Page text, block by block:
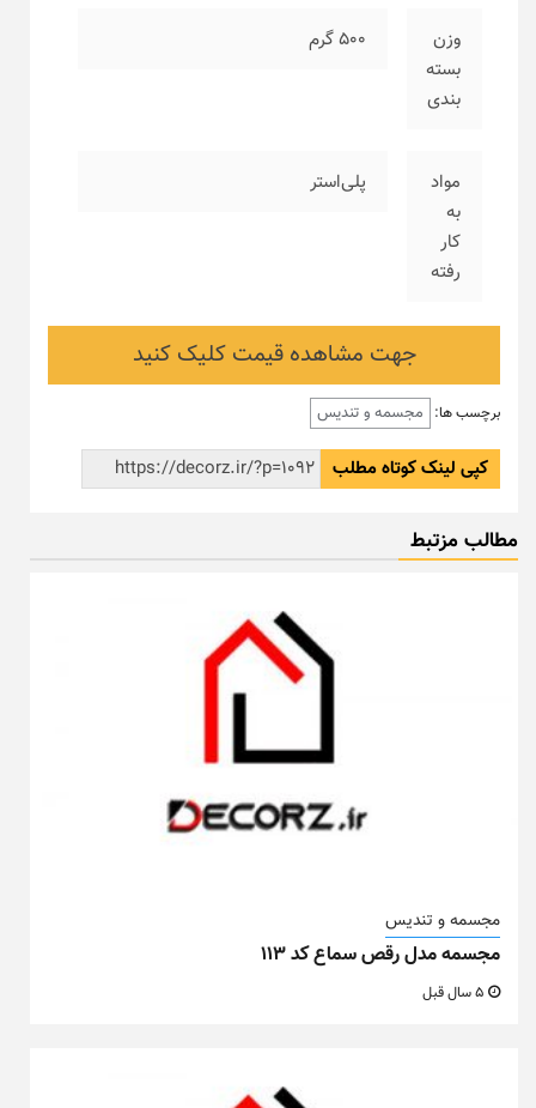
وزن
بسته
بندی
۵۰۰ گرم
مواد
به
کار
رفته
پلی‌استر
جهت مشاهده قیمت کلیک کنید
برچسب ها: مجسمه و تندیس
کپی لینک کوتاه مطلب
مطالب مزتبط
مجسمه و تندیس
مجسمه مدل رقص سماع کد ۱۱۳